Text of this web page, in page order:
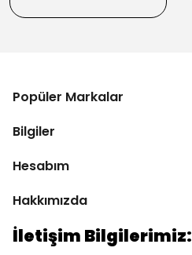
Popüler Markalar
Bilgiler
Hesabım
Hakkımızda
İletişim Bilgilerimiz: